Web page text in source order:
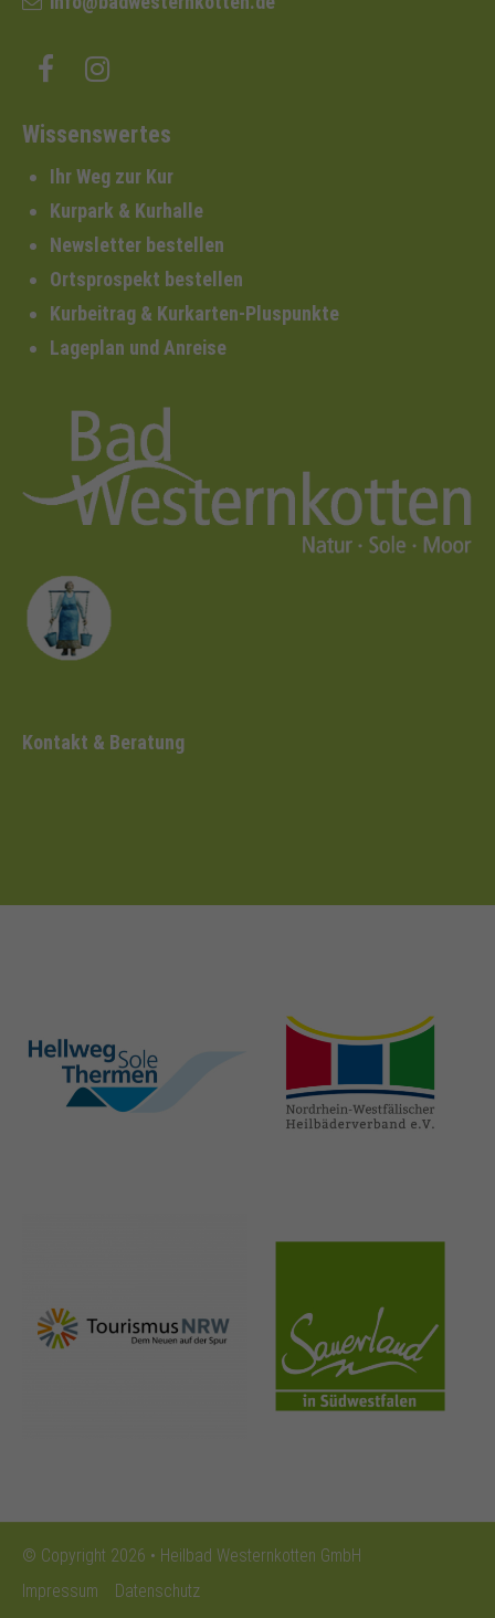
Wissenswertes
Ihr Weg zur Kur
Kurpark & Kurhalle
Newsletter bestellen
Ortsprospekt bestellen
Kurbeitrag & Kurkarten-Pluspunkte
Lageplan und Anreise
Kontakt & Beratung
hellweg-sole-
thermen.de
heilbaeder.de
nrw-
tourismus.de
sauerland.co
m
© Copyright 2026 • Heilbad Westernkotten GmbH
Impressum
Datenschutz